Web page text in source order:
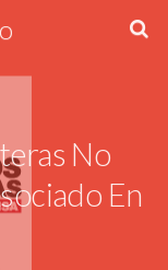
No
En